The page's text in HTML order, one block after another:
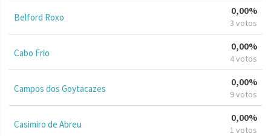
Belford Roxo
0,00%
3 votos
Cabo Frio
0,00%
4 votos
Campos dos Goytacazes
0,00%
9 votos
Casimiro de Abreu
0,00%
1 votos